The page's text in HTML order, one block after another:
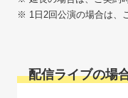
配信ライブの場